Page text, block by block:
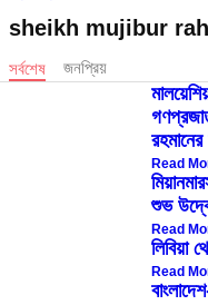
sheikh mujibur
সর্বশেষ জনপ্রিয়
Read
শুভ
Read
লিবিয়া
Read